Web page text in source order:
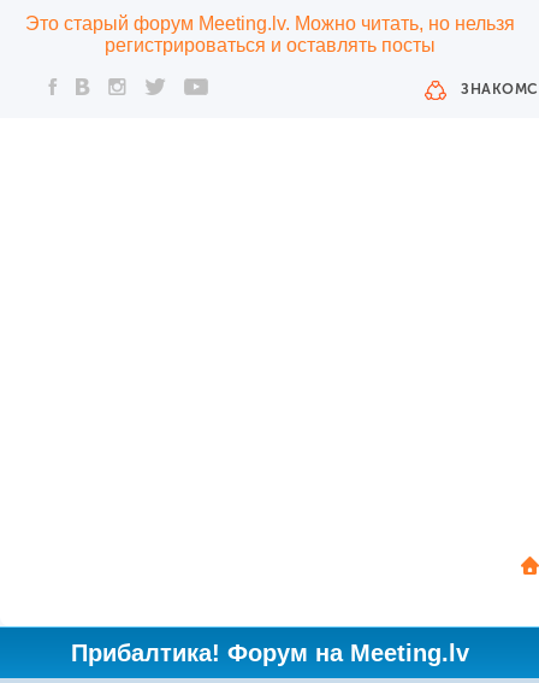
Это старый форум Meeting.lv. Можно читать, но нельзя
регистрироваться и оставлять посты
Прибалтика! Форум на Meeting.lv